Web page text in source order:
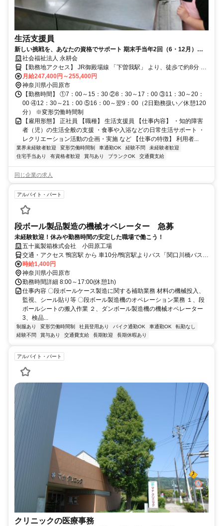
生活支援員
新しい挑戦を、あなたの資格でサポート 期末手当年2回（6・12月）・
賞与年1回（3月）支給！ 未経験でも大歓迎の生活支援員募集！正社員と
して安定した環境で働き、資格を活かして地域の人々を支援するやりが
いのある仕事です。賞与や手当も充実しています。
社会福祉法人 永耕会
【勤務地アクセス】 JR御殿場線 「下曽我駅」 より、徒歩で約8分 ★
マイカー通勤可（駐車場完備）
月給247,400円～255,400円
神奈川県小田原市
【勤務時間】 ①7：00～15：30 ②8：30～17：00 ③11：30～20：
00 ④12：30～21：00 ⑤16：00～翌9：00（2日勤務扱い／休憩120
分） ※変形労働時間制
【雇用形態】 正社員 【職種】 生活支援員 【仕事内容】 ・知的障害
者（児）の生活全般の支援 ・食事や入浴などの日常生活サポート ・
レクリエーション活動の企画・実施 など 【仕事の特徴】 利用者...
業界未経験者歓迎 変形労働時間制 車通勤OK 経験不問
未経験者歓迎
住宅手当あり
有資格者歓迎 賞与あり ブランクOK 交通費支給
同じ企業の求人
アルバイト・パート
段ボール製品製造の機械オペレーター 急募
未経験歓迎！休みや勤務時間の安定した職場で働こう！
五十嵐製箱株式会社 小田原工場
交通・アクセス 鴨宮駅 から 車10分/鴨宮駅よりバス「関口川橋バス
停」より徒歩8分
時給1,400円
神奈川県小田原市
勤務時間詳細 8:00～17:00(休憩1h)
仕事内容 〇段ボールケース製造に関する補助業務 材料の機械投入、
監視、シール貼り等 〇段ボール製造機のオペレーション業務 １、段
ボールシートの搬入作業 ２、ダンボール製造機の機械オペレーター
3、検品...
制服あり 変形労働時間制 社員登用あり バイク通勤OK 車通勤OK
転勤なし
経験不問
賞与あり 交通費支給 長期歓迎 長期休暇あり
アルバイト・パート
クリニックの医療事務